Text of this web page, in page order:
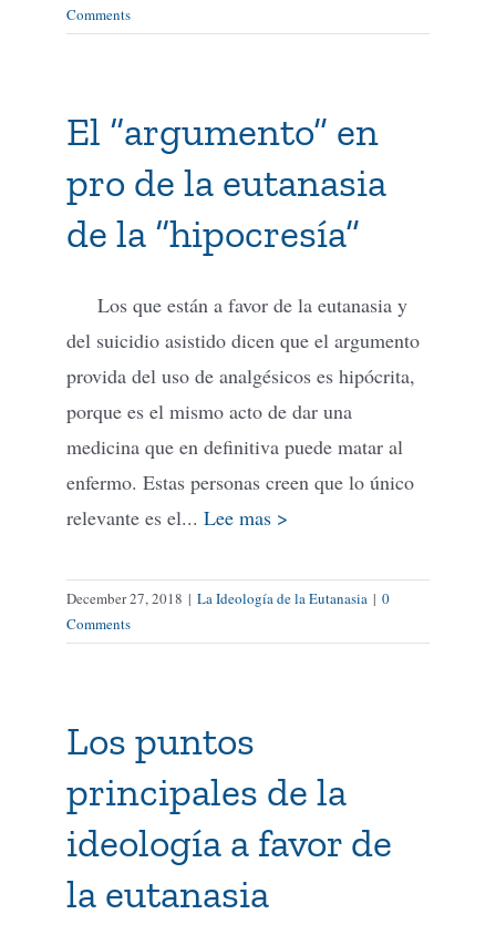
Comments
El “argumento” en
pro de la eutanasia
de la “hipocresía”
Los que están a favor de la eutanasia y
del suicidio asistido dicen que el argumento
provida del uso de analgésicos es hipócrita,
porque es el mismo acto de dar una
medicina que en definitiva puede matar al
enfermo. Estas personas creen que lo único
relevante es el... Lee mas >
December 27, 2018 | La Ideología de la Eutanasia | 0
Comments
Los puntos
principales de la
ideología a favor de
la eutanasia